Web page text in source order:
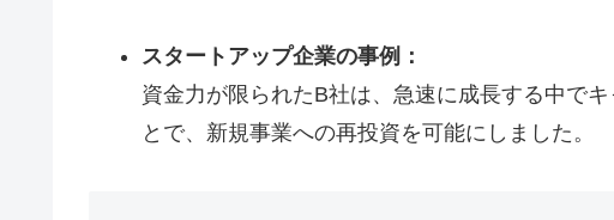
スタートアップ企業の事例：
資金力が限られたB社は、急速に成長する中で
とで、新規事業への再投資を可能にしました。